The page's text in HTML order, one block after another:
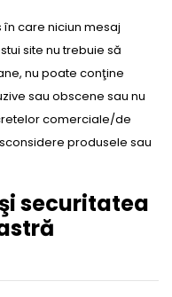
care niciun mesaj
site nu trebuie să
nu poate conţine
sau obscene sau nu
comerciale/de
produsele sau
securitatea